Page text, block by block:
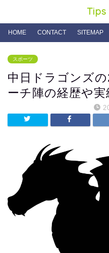
Tips
HOME CONTACT SITEMAP
スポーツ
中日ドラゴンズ
ーチ陣の経歴や実